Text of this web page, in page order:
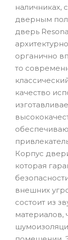
наличниках,
дверным
дверь
органично
то
качество
Корпус
которая
внешних
состоит из
материалов,